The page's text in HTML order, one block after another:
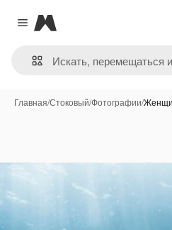
Close menu
Magnific
Главная/Стоковый/Фотографии/